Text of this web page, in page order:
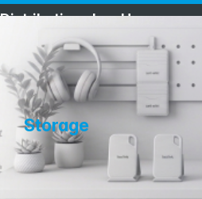
Storage
Distribution ohne Umwege